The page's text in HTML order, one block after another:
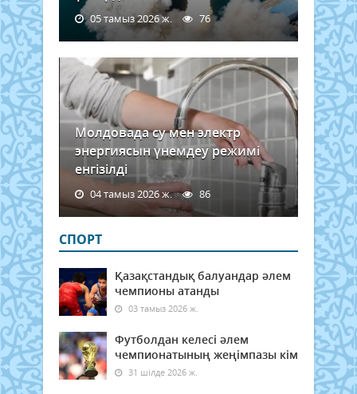
05 тамыз 2026 ж. 76
Молдовада су мен электр
энергиясын үнемдеу режимі
енгізілді
04 тамыз 2026 ж. 86
СПОРТ
Қазақстандық балуандар әлем
чемпионы атанды
03 тамыз 2026 ж.
Футболдан келесі әлем
чемпионатының жеңімпазы кім
31 шілде 2026 ж.